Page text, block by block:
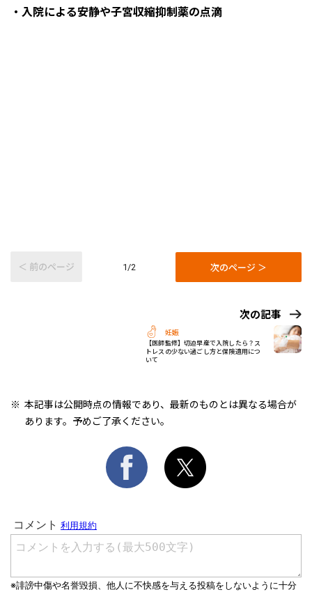
・入院による安静や子宮収縮抑制薬の点滴
＜ 前のページ 1/2 次のページ ＞
次の記事
妊娠
【医師監修】切迫早産で入院したら？ス
トレスの少ない過ごし方と保険適用につ
いて
本記事は公開時点の情報であり、最新のものとは異なる場合が
あります。予めご了承ください。